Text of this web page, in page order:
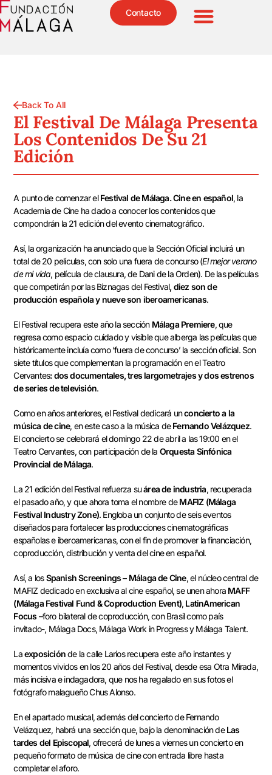
Contacto
Back To All
El Festival De Málaga Presenta
Los Contenidos De Su 21
Edición
A punto de comenzar elFestival de Málaga. Cine en español, la
Academia de Cine ha dado a conocer los contenidos que
compondrán la 21 edición del evento cinematográfico.
Así, la organización ha anunciado que la Sección Oficial incluirá un
total de 20 películas, con solo una fuera de concurso (El mejor verano
de mi vida, película de clausura, de Dani de la Orden). De las películas
que competirán por las Biznagas del Festival, diez son de
producción española y nueve son iberoamericanas.
El Festival recupera este año la sección Málaga Premiere, que
regresa como espacio cuidado y visible que alberga las películas que
históricamente incluía como ‘fuera de concurso’ la sección oficial. Son
siete títulos que complementan la programación en el Teatro
Cervantes: dos documentales, tres largometrajes y dos estrenos
de series de televisión.
Como en años anteriores, el Festival dedicará unconciertoa la
música de cine, en este caso a la música deFernando Velázquez.
El concierto se celebrará el domingo 22 de abril a las 19:00 en el
Teatro Cervantes, con participación de la Orquesta Sinfónica
Provincial de Málaga.
La 21 edición del Festival refuerza suárea de industria, recuperada
el pasado año, y que ahora toma el nombre deMAFIZ (Málaga
Festival Industry Zone). Engloba un conjunto de seis eventos
diseñados para fortalecer las producciones cinematográficas
españolas e iberoamericanas, con el fin de promover la financiación,
coproducción, distribución y venta del cine en español.
Así, a losSpanish Screenings – Málaga de Cine, el núcleo central de
MAFIZ dedicado en exclusiva al cine español, se unen ahora MAFF
(Málaga Festival Fund & Coproduction Event), LatinAmerican
Focus –foro bilateral de coproducción, con Brasil como país
invitado-, Málaga Docs, Málaga Work in Progress y Málaga Talent.
Laexposiciónde la calle Larios recupera este año instantes y
momentos vividos en los 20 años del Festival, desde esa Otra Mirada,
más incisiva e indagadora, que nos ha regalado en sus fotos el
fotógrafo malagueño Chus Alonso.
En el apartado musical, además del concierto de Fernando
Velázquez, habrá una sección que, bajo la denominación deLas
tardes del Episcopal, ofrecerá de lunes a viernes un concierto en
pequeño formato de música de cine con entrada libre hasta
completar el aforo.